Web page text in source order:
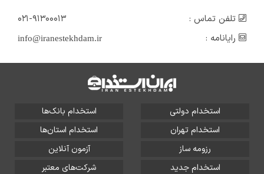
تلفن تماس :
۰۲۱-۹۱۳۰۰۰۱۳
رایانامه :
info@iranestekhdam.ir
استخدام دولتی
استخدام بانک‌ها
استخدام تهران
استخدام استان‌ها
رزومه ساز
آزمون آنلاین
استخدام جدید
شرکت‌های معتبر